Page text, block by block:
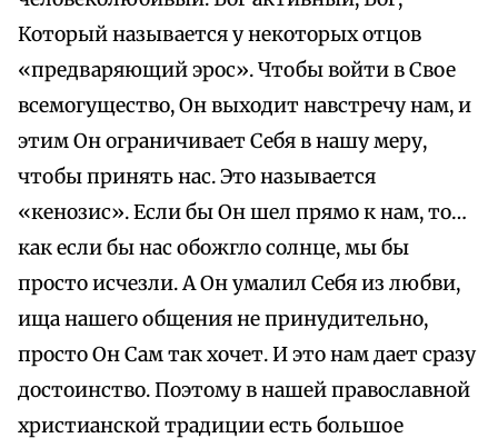
Который называется у некоторых отцов
«предваряющий эрос». Чтобы войти в Свое
всемогущество, Он выходит навстречу нам, и
этим Он ограничивает Себя в нашу меру,
чтобы принять нас. Это называется
«кенозис». Если бы Он шел прямо к нам, то…
как если бы нас обожгло солнце, мы бы
просто исчезли. А Он умалил Себя из любви,
ища нашего общения не принудительно,
просто Он Сам так хочет. И это нам дает сразу
достоинство. Поэтому в нашей православной
христианской традиции есть большое